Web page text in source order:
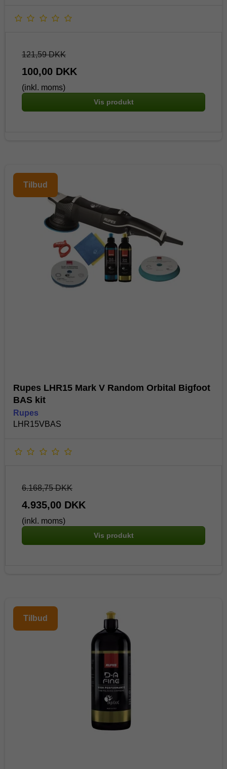
121,59 DKK
100,00 DKK
(inkl. moms)
Vis produkt
Tilbud
Rupes LHR15 Mark V Random Orbital Bigfoot
BAS kit
Rupes
LHR15VBAS
6.168,75 DKK
4.935,00 DKK
(inkl. moms)
Vis produkt
Tilbud